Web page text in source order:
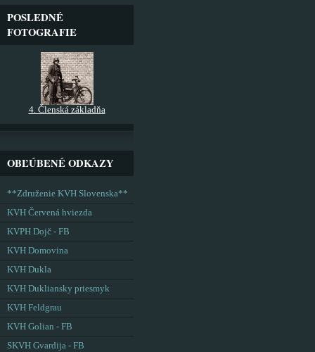
POSLEDNÉ
FOTOGRAFIE
4. Členská základňa
OBĽÚBENÉ ODKAZY
**Združenie KVH Slovenska**
KVH Červená hviezda
KVPH Dojč - FB
KVH Domovina
KVH Dukla
KVH Dukliansky priesmyk
KVH Feldgrau
KVH Golian - FB
SKVH Gvardija - FB